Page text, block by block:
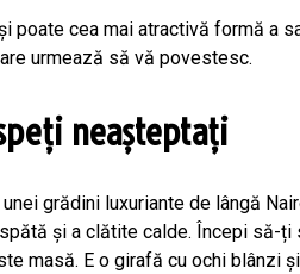
poate cea mai atractivă formă a
urmează să vă povestesc.
neașteptați
grădini luxuriante de lângă
și a clătite calde. Începi să-ți
masă. E o girafă cu ochi blânzi